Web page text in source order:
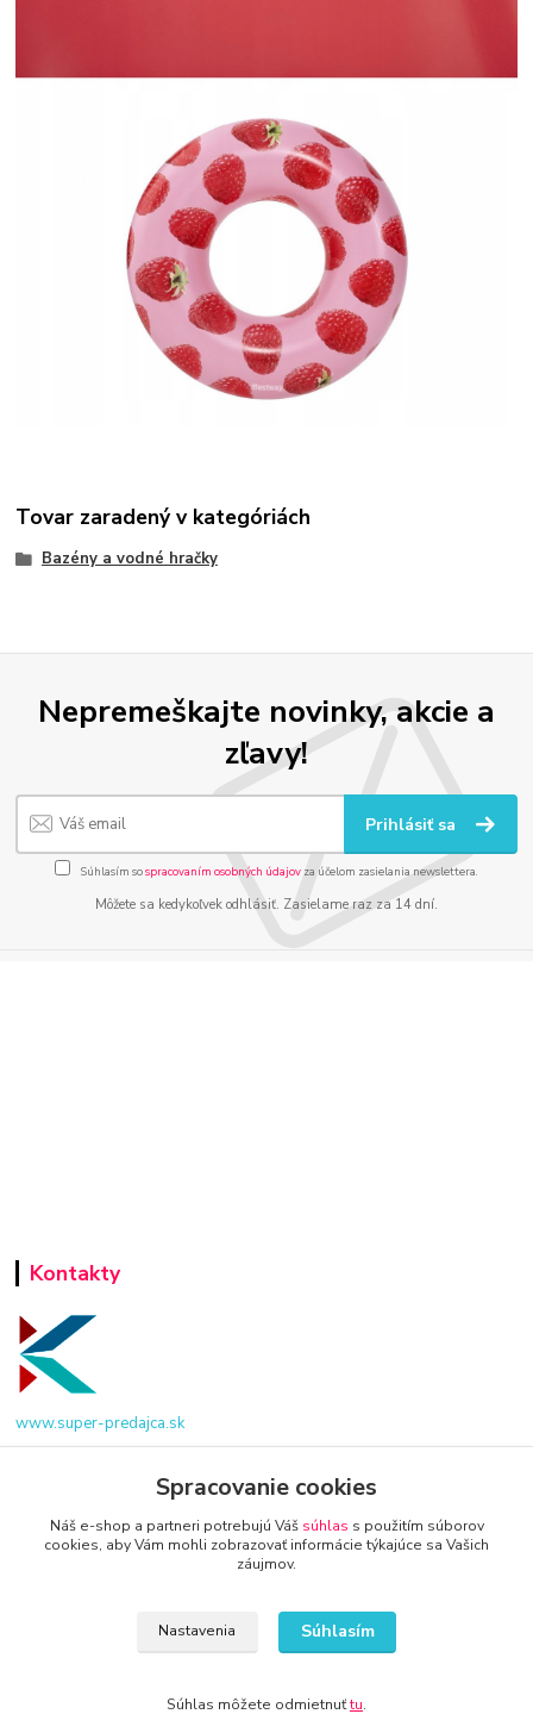
Tovar zaradený v kategóriách
Bazény a vodné hračky
Nepremeškajte novinky, akcie a
zľavy!
Prihlásiť sa
Súhlasím sospracovaním osobných údajov za účelom zasielania newslettera.
Môžete sa kedykoľvek odhlásiť. Zasielame raz za 14 dní.
Kontakty
www.super-predajca.sk
info@kamenik.sk
© 2024 Všetky práva vyhradené KAMENIK.SK
Spracovanie cookies
Náš e-shop a partneri potrebujú Váš súhlas s použitím súborov
cookies, aby Vám mohli zobrazovať informácie týkajúce sa Vašich
záujmov.
Nastavenia Súhlasím
Súhlas môžete odmietnuťtu.